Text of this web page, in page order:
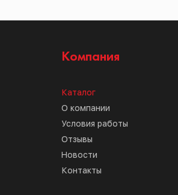
Компания
Каталог
О компании
Условия работы
Отзывы
Новости
Контакты